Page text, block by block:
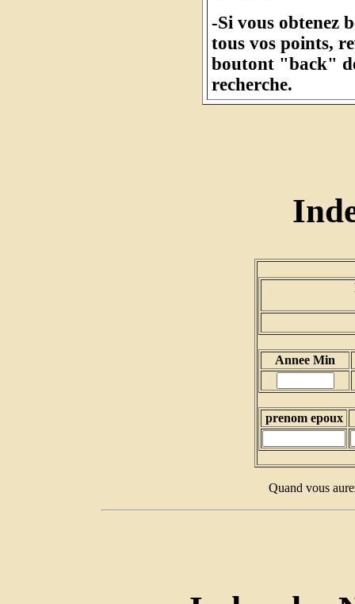
-Si vous obtenez
tous vos points,
boutont "back"
recherche.
Annee Min
prenom epoux
Quand vous